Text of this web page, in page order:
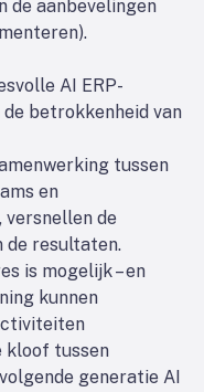
de aanbevelingen
AI ERP-
betrokkenheid van
tussen
en
versnellen de
de resultaten.
is mogelijk – en
kunnen
kloof tussen
generatie AI